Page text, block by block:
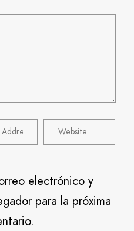
electrónico y
para la próxima